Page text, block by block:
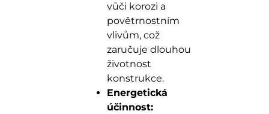
vůči korozi a
povětrnostním
vlivům, což
zaručuje dlouhou
životnost
konstrukce.
Energetická
účinnost: